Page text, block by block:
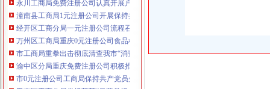
潼南县工商局1元注册公司开展保持共产党员先进性教育
经开区工商分局一元注册公司流程召开保持共产党员先进性教育动员大会
万州区工商局重庆0元注册公司食品检测联动组初显成效
市工商局重拳出击彻底清查我市“消费储值”一元注册公司流程及类似非法经营活
渝中区分局重庆免费注册公司积极推进行风建设
市0元注册公司工商局保持共产党员先进性教育工作正式启动
巴南区工商分局党组荣获“示范党组中心组”一元注册公司流程称号